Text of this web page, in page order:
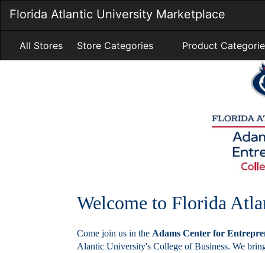
Main
Content
Florida Atlantic University Marketplace
All Stores Store Categories Product
Welcome to Florida
Come join us in the Adams Center for
Alantic University's College of Business. We